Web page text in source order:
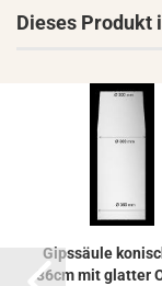
Dieses Produkt
Gips­säu­le
36cm mit glat­ter